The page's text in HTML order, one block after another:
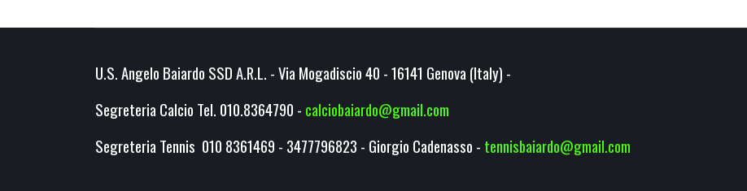
U.S. Angelo Baiardo SSD A.R.L. - Via Mogadiscio 40 - 16141 Genova (Italy) -
Segreteria Calcio Tel. 010.8364790 - calciobaiardo@gmail.com
Segreteria Tennis 010 8361469 - 3477796823 - Giorgio Cadenasso - tennisbaiardo@gmail.com